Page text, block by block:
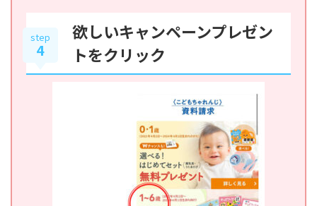
step
4
欲しいキャンペーンプレゼン
トをクリック